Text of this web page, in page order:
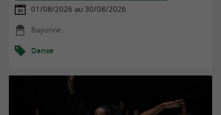
01/08/2026 au 30/08/2026
Bayonne
Danse